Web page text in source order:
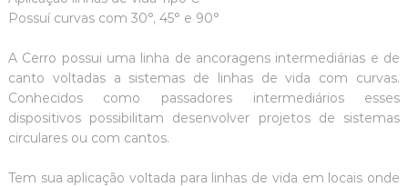
Possuí curvas com 30°, 45° e 90°
A Cerro possui uma linha de ancoragens intermediárias e de
canto voltadas a sistemas de linhas de vida com curvas.
Conhecidos como passadores intermediários esses
dispositivos possibilitam desenvolver projetos de sistemas
circulares ou com cantos.
Tem sua aplicação voltada para linhas de vida em locais onde